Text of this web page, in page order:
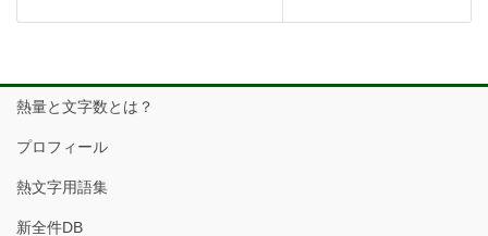
熱量と文字数とは？
プロフィール
熱文字用語集
新全件DB